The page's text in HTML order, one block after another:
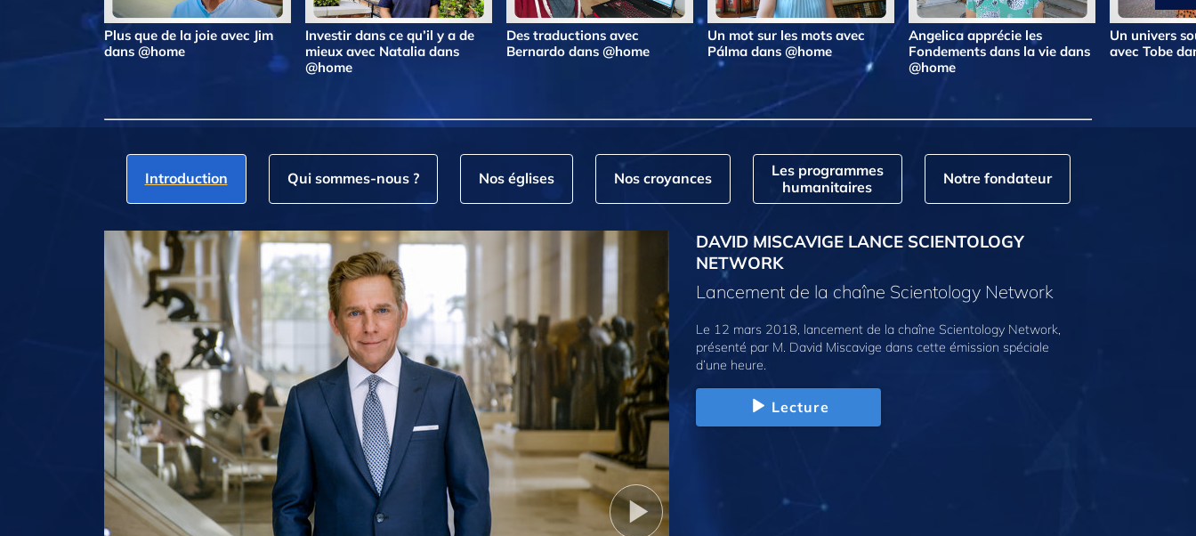
Plus que de la joie avec Jim
dans @home
Investir dans ce qu’il y a de
mieux avec Natalia dans
@home
Des traductions avec
Bernardo dans @home
Un mot sur les mots avec
Pálma dans @home
Angelica apprécie les
Fondements dans la vie dans
@home
Un univers
avec Tobe
Introduction Qui sommes‑nous ? Nos églises Nos croyances
Les programmes
humanitaires
Notre fondateur
DAVID MISCAVIGE LANCE SCIENTOLOGY
NETWORK
Lancement de la chaîne Scientology Network
Le 12 mars 2018, lancement de la chaîne Scientology Network,
présenté par M. David Miscavige dans cette émission spéciale
d’une heure.
Lecture